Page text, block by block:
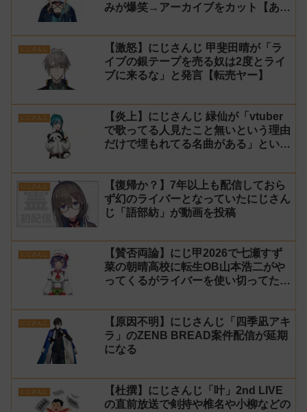
みが爆笑→アーカイブをカット【あら
にじさんじ
【激怒】にじさんじ 甲斐田晴が「ラ
イブの銀テープを売る奴は2度とライ
ブに来るな」と発言【転売ヤー】
にじさんじ
【炎上】にじさんじ 緑仙が「vtuber
で歌ってる人見たこと無いという理由
だけで埋もれてる名曲がある」という
にじさんじ
【復帰か？】7年以上も配信しておら
ず幻のライバーとなっていたにじさん
じ「語部紡」が動画を投稿
にじさんじ
【賛否両論】にじ甲2026で七瀬すず
菜の朝晴高校に転生OB山本浩二がや
ってくるがライバーを使い切ってたの
イバーの転生が可能に
にじさんじ
【原因不明】にじさんじ「四季凪アキ
ラ」のZENB BREAD案件配信が延期
になる
にじさんじ
【杜撰】にじさんじ「叶」2nd LIVE
の直前放送で剣持や椎名や小柳などの